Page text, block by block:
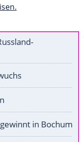
in Bochum